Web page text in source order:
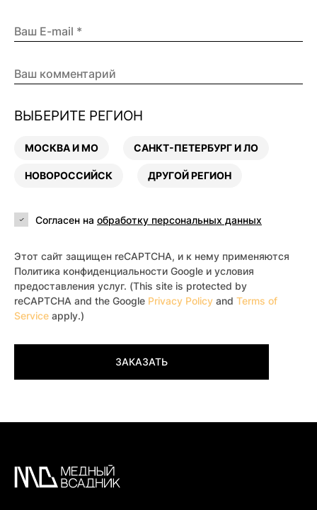
ВЫБЕРИТЕ РЕГИОН
МОСКВА И МО САНКТ-ПЕТЕРБУРГ И ЛО
НОВОРОССИЙСК ДРУГОЙ РЕГИОН
Согласен на обработку персональных данных
Этот сайт защищен reCAPTCHA, и к нему применяются
Политика конфиденциальности Google и условия
предоставления услуг. (This site is protected by
reCAPTCHA and the Google Privacy Policy and Terms of
Service apply.)